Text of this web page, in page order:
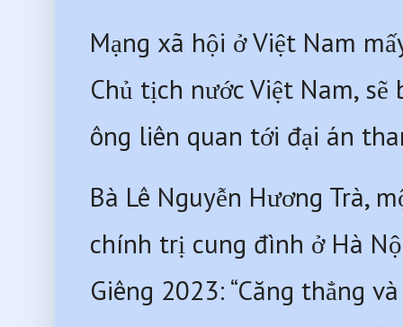
Mạng xã hội ở Việt Nam
Chủ tịch nước Việt Nam,
ông liên quan tới đại án
Bà Lê Nguyễn Hương Trà,
chính trị cung đình ở Hà
Giêng 2023: “Căng thẳng